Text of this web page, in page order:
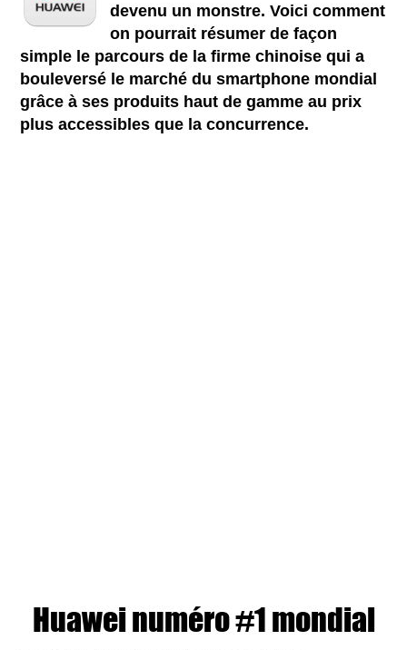
devenu un monstre. Voici comment
on pourrait résumer de façon
simple le parcours de la firme chinoise qui a
bouleversé le marché du smartphone mondial
grâce à ses produits haut de gamme au prix
plus accessibles que la concurrence.
Huawei numéro #1 mondial